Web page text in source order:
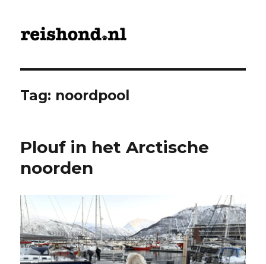
Tag: noordpool
Plouf in het Arctische
noorden